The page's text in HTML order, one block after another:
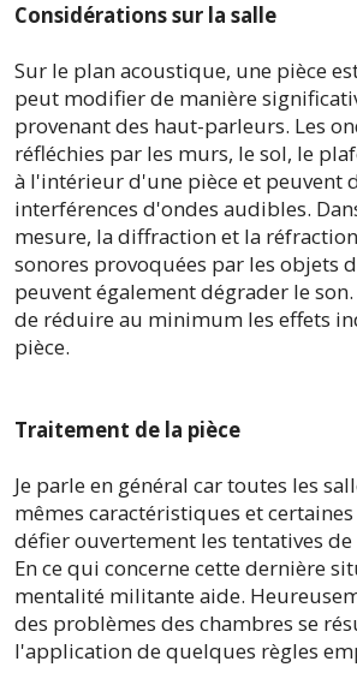
Considérations sur la salle
Sur le plan acoustique, une pièce
peut modifier de manière
provenant des haut-parleurs. Les
réfléchies par les murs, le sol, le
à l'intérieur d'une pièce et peuvent
interférences d'ondes audibles.
mesure, la diffraction et la
sonores provoquées par les objets
peuvent également dégrader le
de réduire au minimum les effets
pièce.
Traitement de la pièce
Je parle en général car toutes les
mêmes caractéristiques et
défier ouvertement les tentatives
En ce qui concerne cette dernière
mentalité militante aide.
des problèmes des chambres se
l'application de quelques règles